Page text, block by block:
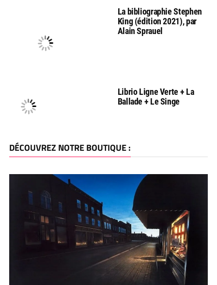
La bibliographie Stephen
King (édition 2021), par
Alain Sprauel
Librio Ligne Verte + La
Ballade + Le Singe
DÉCOUVREZ NOTRE BOUTIQUE :